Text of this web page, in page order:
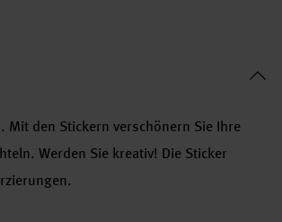
Mit den Stickern verschönern Sie Ihre
Werden Sie kreativ! Die Sticker